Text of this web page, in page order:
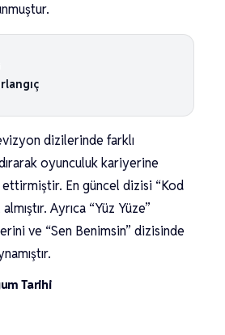
dizilerinde farklı
oyunculuk kariyerine
ettirmiştir. En güncel dizisi “Kod
Ayrıca “Yüz Yüze”
ve “Sen Benimsin” dizisinde
Tarihi